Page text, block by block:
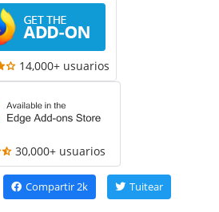
14,000+ usuarios
30,000+ usuarios
Compartir2k Tuitear